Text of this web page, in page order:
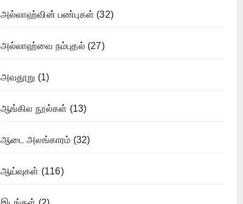
அல்லாஹ்வின் பண்புகள் (32)
அல்லாஹ்வை நம்புதல் (27)
அவதூறு (1)
ஆங்கில நூல்கள் (13)
ஆடை அலங்காரம் (32)
ஆய்வுகள் (116)